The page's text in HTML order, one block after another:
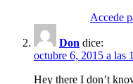
Accede
Don dice:
octubre 6, 2015 a las
Hey there I don’t